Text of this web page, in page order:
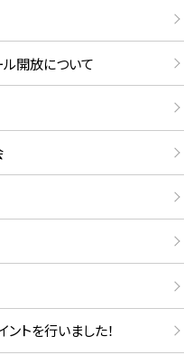
ル開放について
ントを行いました！